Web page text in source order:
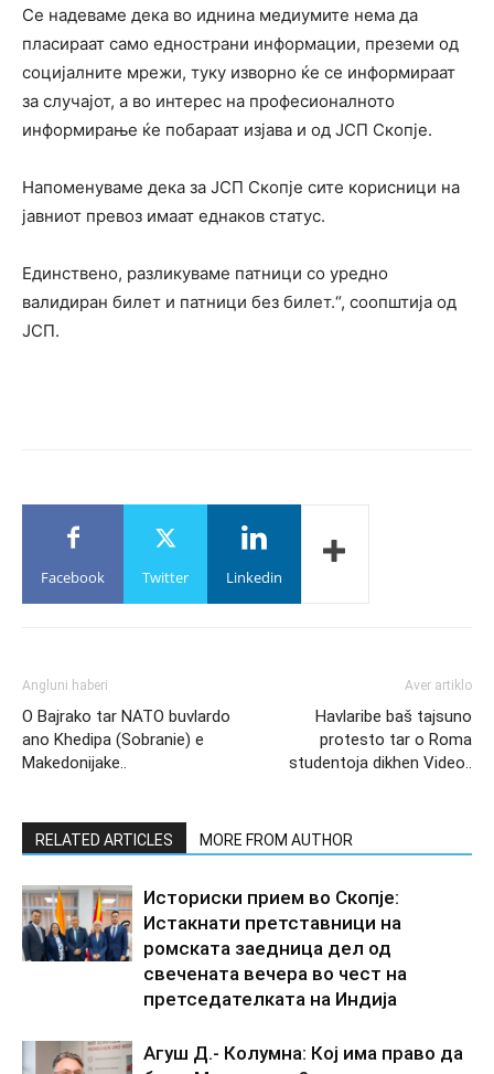
Се надеваме дека во иднина медиумите нема да
пласираат само еднострани информации, преземи од
социјалните мрежи, туку изворно ќе се информираат
за случајот, а во интерес на професионалното
информирање ќе побараат изјава и од ЈСП Скопје.
Напоменуваме дека за ЈСП Скопје сите корисници на
јавниот превоз имаат еднаков статус.
Единствено, разликуваме патници со уредно
валидиран билет и патници без билет.“, соопштија од
ЈСП.
Facebook Twitter Linkedin
Angluni haberi
O Bajrako tar NATO buvlardo
ano Khedipa (Sobranie) e
Makedonijake..
Aver artiklo
Havlaribe baš tajsuno
protesto tar o Roma
studentoja dikhen Video..
RELATED ARTICLES MORE FROM AUTHOR
Историски прием во Скопје:
Истакнати претставници на
ромската заедница дел од
свечената вечера во чест на
претседателката на Индија
Агуш Д.- Колумна: Кој има право да